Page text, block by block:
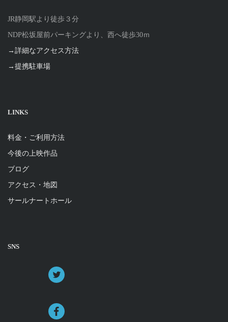
JR静岡駅より徒歩３分
NDP松坂屋前パーキングより、西へ徒歩30ｍ
→詳細なアクセス方法
→提携駐車場
LINKS
料金・ご利用方法
今後の上映作品
ブログ
アクセス・地図
サールナートホール
SNS